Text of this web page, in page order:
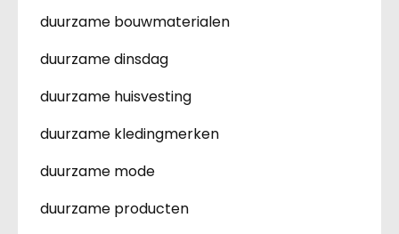
duurzame bouwmaterialen
duurzame dinsdag
duurzame huisvesting
duurzame kledingmerken
duurzame mode
duurzame producten